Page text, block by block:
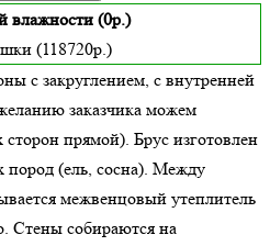
влажности (0р.)
(118720р.)
с закруглением, с внутренней
заказчика можем
сторон прямой). Брус изготовлен
пород (ель, сосна). Между
межвенцовый утеплитель
Стены собираются на